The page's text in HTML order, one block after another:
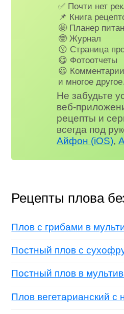
✅ Почти нет
📌 Книга
🤩 Планер
🤓 Журнал
😗 Страница
😋 Фотоотчеты
😃 Комментарии
и многое
Не забудьте
веб-
рецепты и
всегда под
Айфон (iOS),
Рецепты плова
Плов с грибами в
Постный плов с
Постный плов в
Плов вегетарианский с